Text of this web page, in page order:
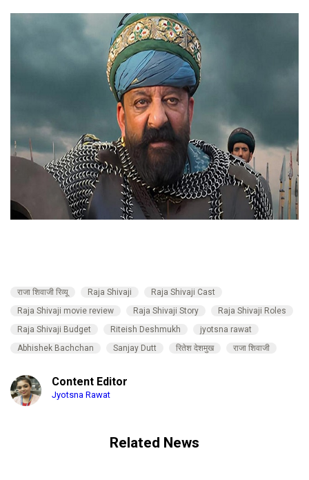
राजा शिवाजी रिव्यू Raja Shivaji
Raja Shivaji Cast
Raja Shivaji movie review
Raja Shivaji Story
Raja Shivaji Roles
Raja Shivaji Budget
Riteish Deshmukh
jyotsna rawat
Abhishek Bachchan
Sanjay Dutt रितेश देशमुख राजा शिवाजी
Content Editor
Jyotsna Rawat
Related News